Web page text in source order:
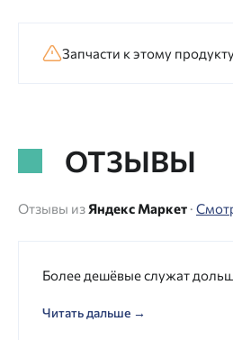
Запчасти к этому
ОТЗЫВЫ
Отзывы из Яндекс Маркет ·
Более дешёвые служат
Читать дальше →